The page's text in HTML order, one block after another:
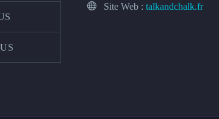
Site Web : talkandchalk.fr